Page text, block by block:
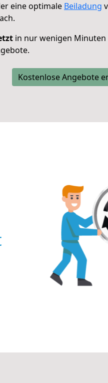
eine optimale Beiladung
in nur wenigen
Kostenlose Angebote